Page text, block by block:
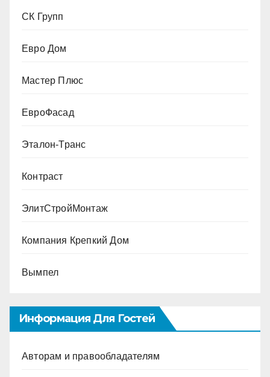
СК Групп
Евро Дом
Мастер Плюс
ЕвроФасад
Эталон-Транс
Контраст
ЭлитСтройМонтаж
Компания Крепкий Дом
Вымпел
Информация Для Гостей
Авторам и правообладателям